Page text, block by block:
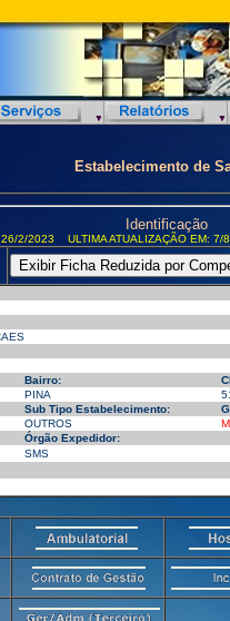
Estabelecimento de
Identificação
26/2/2023 ULTIMA ATUALIZAÇÃO EM:
Bairro:
PINA
Sub Tipo Estabelecimento:
OUTROS
Órgão Expedidor:
SMS